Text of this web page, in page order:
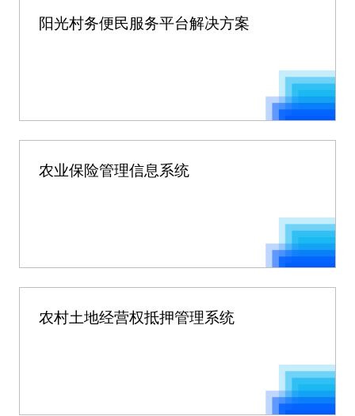
阳光村务便民服务平台解决方案
农业保险管理信息系统
农村土地经营权抵押管理系统